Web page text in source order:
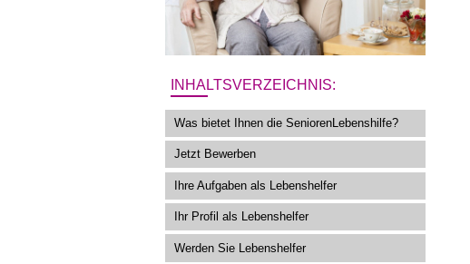
INHALTSVERZEICHNIS:
Was bietet Ihnen die SeniorenLebenshilfe?
Jetzt Bewerben
Ihre Aufgaben als Lebenshelfer
Ihr Profil als Lebenshelfer
Werden Sie Lebenshelfer